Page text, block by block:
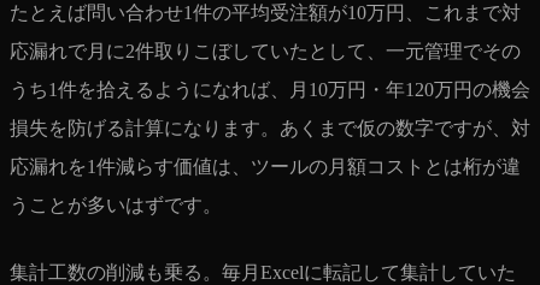
たとえば問い合わせ1件の平均受注額が10万円、これまで対
応漏れで月に2件取りこぼしていたとして、一元管理でその
うち1件を拾えるようになれば、月10万円・年120万円の機会
損失を防げる計算になります。あくまで仮の数字ですが、対
応漏れを1件減らす価値は、ツールの月額コストとは桁が違
うことが多いはずです。
集計工数の削減も乗る。毎月Excelに転記して集計していた